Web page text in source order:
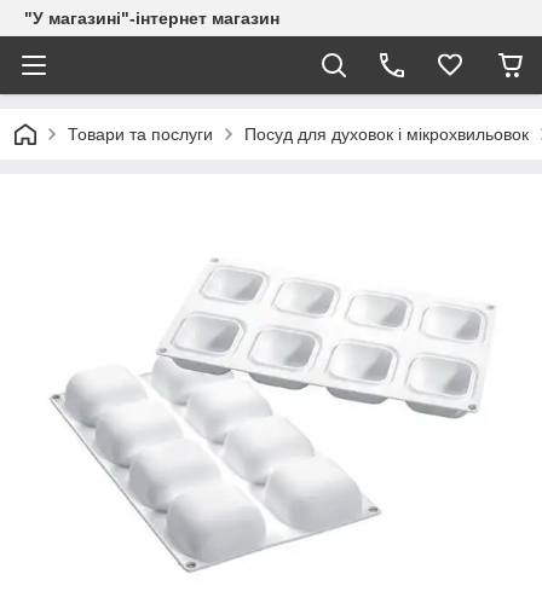
"У магазині"-інтернет магазин
Товари та послуги Посуд для духовок і мікрохвильовок